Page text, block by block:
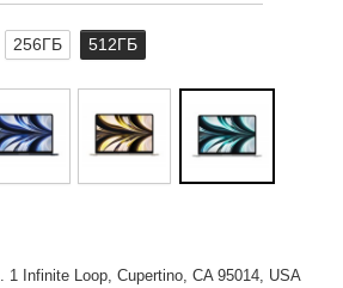
256ГБ 512ГБ
1 Infinite Loop, Cupertino, CA 95014, USA